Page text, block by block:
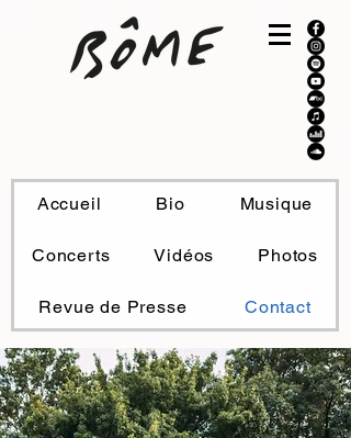
Accueil Bio Musique
Concerts Vidéos Photos
Revue de Presse Contact